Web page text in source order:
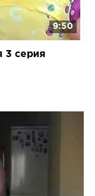
9:50
3 серия